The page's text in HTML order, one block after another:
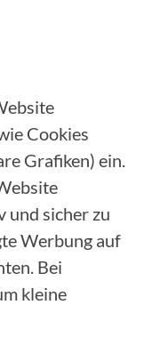
Cookies
Grafiken) ein.
und sicher zu
Werbung auf
Bei
kleine